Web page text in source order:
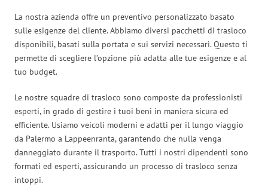
La nostra azienda offre un preventivo personalizzato basato
sulle esigenze del cliente. Abbiamo diversi pacchetti di trasloco
disponibili, basati sulla portata e sui servizi necessari. Questo ti
permette di scegliere l’opzione più adatta alle tue esigenze e al
tuo budget.
Le nostre squadre di trasloco sono composte da professionisti
esperti, in grado di gestire i tuoi beni in maniera sicura ed
efficiente. Usiamo veicoli moderni e adatti per il lungo viaggio
da Palermo a Lappeenranta, garantendo che nulla venga
danneggiato durante il trasporto. Tutti i nostri dipendenti sono
formati ed esperti, assicurando un processo di trasloco senza
intoppi.